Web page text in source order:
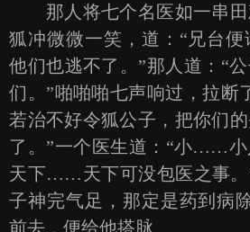
那人将七个名医如一串田
狐冲微微一笑，道：“兄台
他们也逃不了。”那人道：“
们。”啪啪啪七声响过，拉断
若治不好令狐公子，把你们
了。”一个医生道：“小……小
天下……天下可没包医之事。
子神完气足，那定是药到病
前去，便给他搭脉。